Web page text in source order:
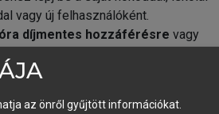
vagy új felhasználóként.
díjmentes hozzáférésre vagy
hozz létre új fiókot.
az önről gyűjtött információkat.